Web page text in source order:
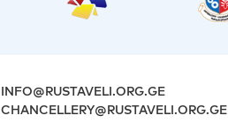
INFO@RUSTAVELI.ORG.GE
CHANCELLERY@RUSTAVELI.ORG.GE